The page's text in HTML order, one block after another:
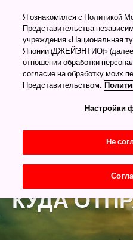
КУДА
Я ознакомился с Политикой
Представительства
учреждения «Национальная
Японии (ДЖЕЙЭНТИО)» (далее
отношении обработки
согласие на обработку моих
Представительством.
Настройки
Не